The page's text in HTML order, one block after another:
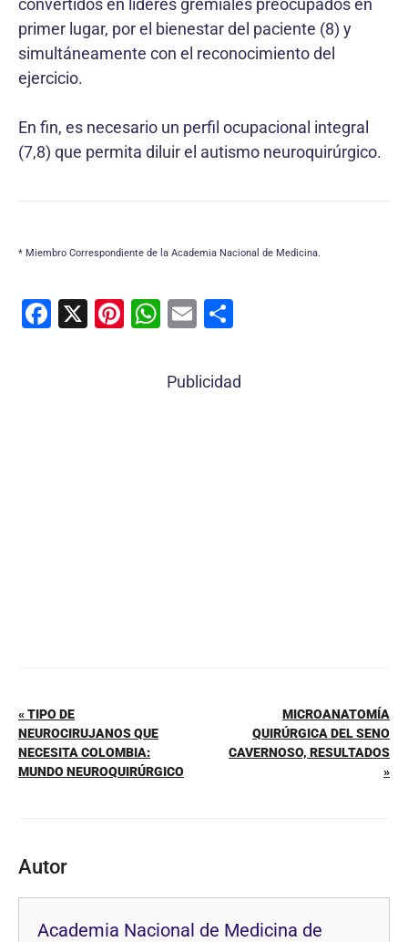
convertidos en líderes gremiales preocupados en
primer lugar, por el bienestar del paciente (8) y
simultáneamente con el reconocimiento del
ejercicio.
En fin, es necesario un perfil ocupacional integral
(7,8) que permita diluir el autismo neuroquirúrgico.
* Miembro Correspondiente de la Academia Nacional de Medicina.
F
X
Pi W
at
E
ai m
Publicidad
« TIPO DE
NEUROCIRUJANOS QUE
NECESITA COLOMBIA:
MUNDO NEUROQUIRÚRGICO
MICROANATOMÍA
QUIRÚRGICA DEL SENO
CAVERNOSO, RESULTADOS
»
Autor
Academia Nacional de Medicina de